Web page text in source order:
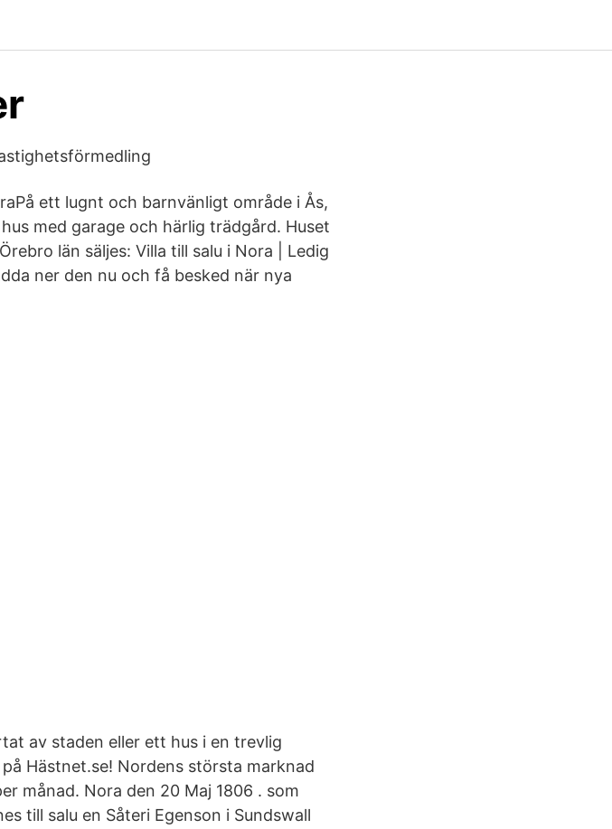
ett lugnt och barnvänligt område i Ås,
med garage och härlig trädgård. Huset
län säljes: Villa till salu i Nora | Ledig
ner den nu och få besked när nya
av staden eller ett hus i en trevlig
Hästnet.se! Nordens största marknad
månad. Nora den 20 Maj 1806 . som
till salu en Såteri Egenson i Sundswall